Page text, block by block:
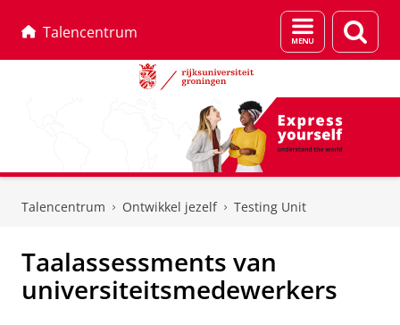
Talencentrum
Menu
en
Talencentrum Ontwikkel jezelf Testing Unit
Taalassessments van
universiteitsmedewerkers